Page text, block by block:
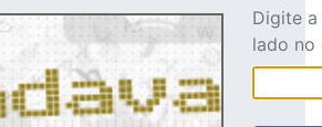
Digite
lado no